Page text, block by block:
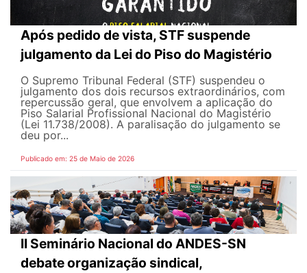
Após pedido de vista, STF suspende
julgamento da Lei do Piso do Magistério
O Supremo Tribunal Federal (STF) suspendeu o
julgamento dos dois recursos extraordinários, com
repercussão geral, que envolvem a aplicação do
Piso Salarial Profissional Nacional do Magistério
(Lei 11.738/2008). A paralisação do julgamento se
deu por...
Publicado em: 25 de Maio de 2026
II Seminário Nacional do ANDES-SN
debate organização sindical,